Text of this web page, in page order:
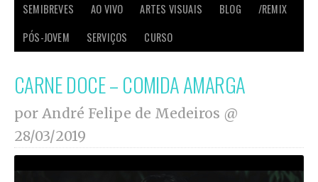
SEMIBREVES
AO VIVO ARTES VISUAIS BLOG
/REMIX
PÓS-JOVEM
SERVIÇOS CURSO
CARNE DOCE – COMIDA AMARGA
por André Felipe de Medeiros @
28/03/2019